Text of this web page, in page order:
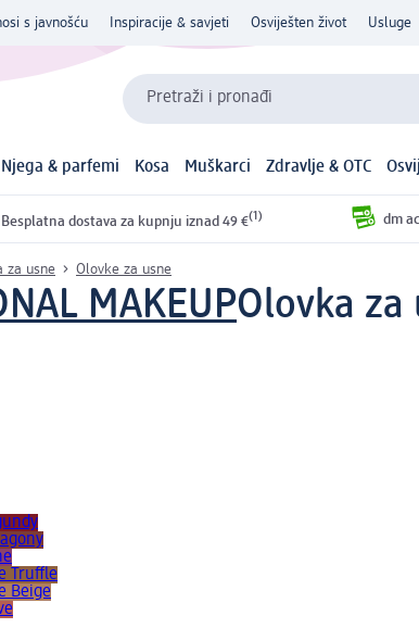
s javnošću Inspiracije & savjeti Osviješten život Usluge
Pretraži i pronađi
Njega & parfemi Kosa Muškarci Zdravlje & OTC
Besplatna dostava za kupnju iznad 49 €(1) dm
za usne Olovke za usne
MAKEUPOlovka za
Truffle
Beige